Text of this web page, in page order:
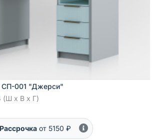
СП-001 "Джерси"
(Ш x В x Г)
Рассрочка от 5150 ₽